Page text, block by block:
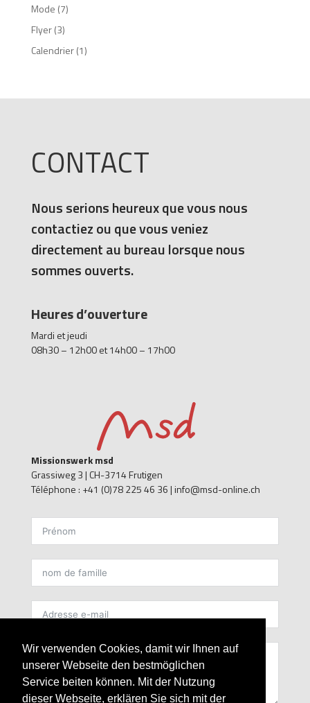
Wir verwenden Cookies, damit wir Ihnen auf
unserer Webseite den bestmöglichen
Service beiten können. Mit der Nutzung
dieser Webseite, erklären Sie sich mit der
Mode (7)
Flyer (3)
Calendrier (1)
CONTACT
Nous serions heureux que vous nous
contactiez ou que vous veniez
directement au bureau lorsque nous
sommes ouverts.
Heures d’ouverture
Mardi et jeudi
08h30 – 12h00 et 14h00 – 17h00
Missionswerk msd
Grassiweg 3 | CH-3714 Frutigen
Téléphone : +41 (0)78 225 46 36 | info@msd-online.ch